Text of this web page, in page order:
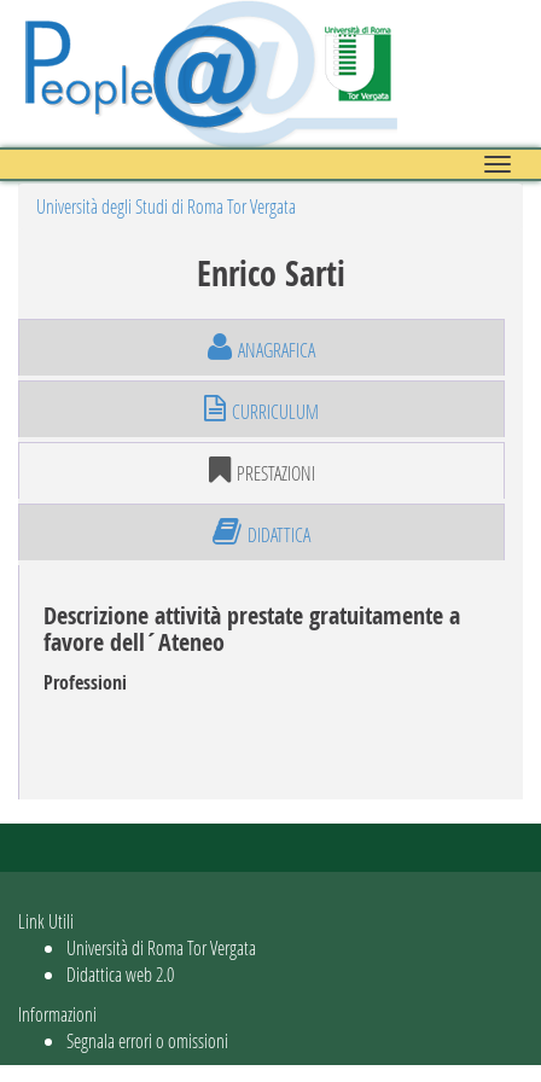
Toggle
Università degli Studi di Roma Tor Vergata
Enrico Sarti
ANAGRAFICA
CURRICULUM
PRESTAZIONI
DIDATTICA
Descrizione attività prestate gratuitamente a
favore dell´Ateneo
Professioni
Link Utili
Università di Roma Tor Vergata
Didattica web 2.0
Informazioni
Segnala errori o omissioni